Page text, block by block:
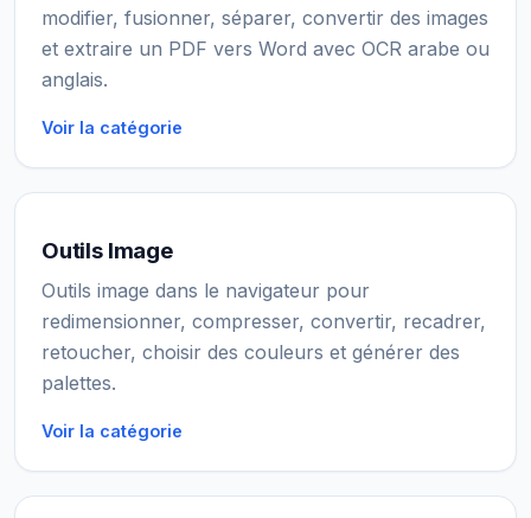
modifier, fusionner, séparer, convertir des images
et extraire un PDF vers Word avec OCR arabe ou
anglais.
Voir la catégorie
Outils Image
Outils image dans le navigateur pour
redimensionner, compresser, convertir, recadrer,
retoucher, choisir des couleurs et générer des
palettes.
Voir la catégorie